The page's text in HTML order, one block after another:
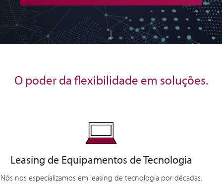
O poder da flexibilidade em soluções.
Leasing de Equipamentos de Tecnologia
Nós nos especializamos em leasing de tecnologia por décadas.